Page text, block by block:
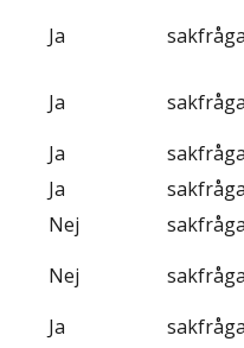
Ja
Ja
Ja
Ja
Nej
Nej
Ja